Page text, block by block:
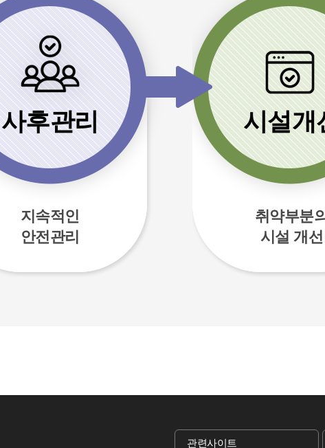
시설개
취약부분
시설 개선
사후관리
지속적인
안전관리
관련사이트